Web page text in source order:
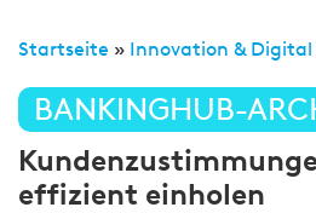
Startseite » Innovation & Digital
BANKINGHUB-
effizient einholen